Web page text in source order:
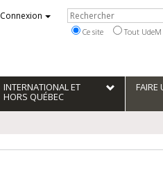
Connexion Rechercher
Ce site Tout UdeM
INTERNATIONAL ET
HORS QUÉBEC
FAIRE